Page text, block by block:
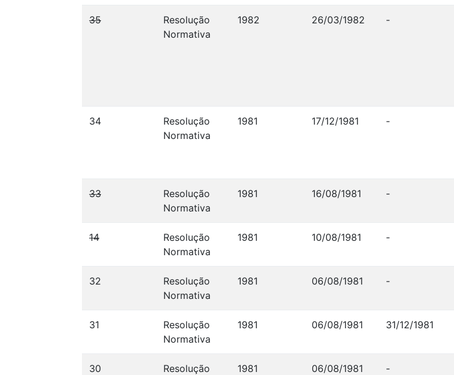
35
Resolução
Normativa
1982 26/03/1982 -
34
Resolução
Normativa
1981 17/12/1981 -
33
Resolução
Normativa
1981 16/08/1981 -
14
Resolução
Normativa
1981 10/08/1981 -
32
Resolução
Normativa
1981 06/08/1981 -
31
Resolução
Normativa
1981 06/08/1981 31/12/1981
30
Resolução
1981 06/08/1981 -